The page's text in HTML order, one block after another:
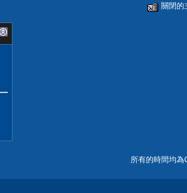
關閉的
所有的時間均為